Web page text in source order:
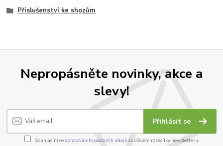
Příslušenství ke shozům
Nepropásněte novinky, akce a
slevy!
Přihlásit se
Souhlasím se zpracováním osobních údajůza účelem rozesílky newsletteru.